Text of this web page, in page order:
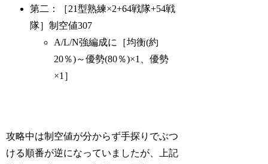
第二：［21型熟練×2+64戦隊+54戦
隊］制空値307
A/L/N強編成に［均衡(約
20％)～優勢(80％)×1、優勢
×1］
攻略中は制空値が分からず手探りでぶつ
ける順番が逆になっていましたが、上記